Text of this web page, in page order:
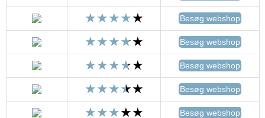
Besøg webshop
Besøg webshop
Besøg webshop
Besøg webshop
Besøg webshop